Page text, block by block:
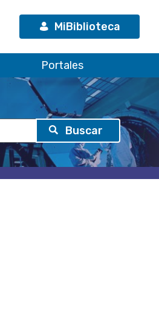
MiBiblioteca
Portales